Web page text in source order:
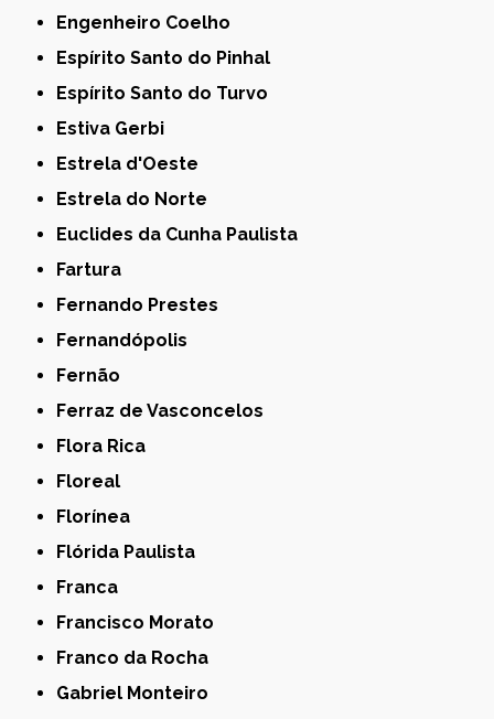
Engenheiro Coelho
Espírito Santo do Pinhal
Espírito Santo do Turvo
Estiva Gerbi
Estrela d'Oeste
Estrela do Norte
Euclides da Cunha Paulista
Fartura
Fernando Prestes
Fernandópolis
Fernão
Ferraz de Vasconcelos
Flora Rica
Floreal
Florínea
Flórida Paulista
Franca
Francisco Morato
Franco da Rocha
Gabriel Monteiro